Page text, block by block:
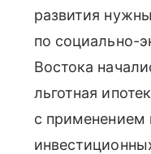
развития
по социально-
Востока
льготная
с применением